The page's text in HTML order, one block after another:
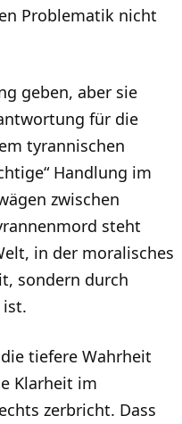
Problematik nicht
geben, aber sie
für die
tyrannischen
Handlung im
zwischen
steht
in der moralisches
sondern durch
ist.
tiefere Wahrheit
Klarheit im
zerbricht. Dass